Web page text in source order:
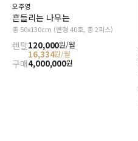
오주영
흔들리는 나무는
총 50x130cm (변형 40호, 총 2피스)
렌탈120,000원/월
16,334원/월
구매4,000,000원